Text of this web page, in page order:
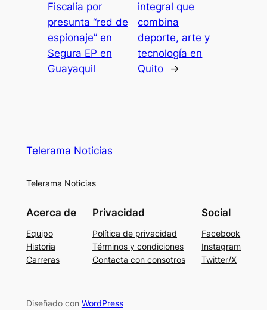
Fiscalía por
presunta “red de
espionaje” en
Segura EP en
Guayaquil
integral que
combina
deporte, arte y
tecnología en
Quito
→
Telerama Noticias
Telerama Noticias
Acerca de
Equipo
Historia
Carreras
Privacidad
Política de privacidad
Términos y condiciones
Contacta con consotros
Social
Facebook
Instagram
Twitter/X
Diseñado con WordPress